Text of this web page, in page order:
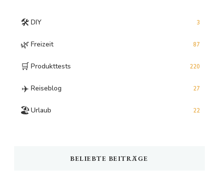
🛠️ DIY 3
🌿 Freizeit 87
🛒 Produkttests 220
✈️ Reiseblog 27
🏖️Urlaub 22
BELIEBTE BEITRÄGE